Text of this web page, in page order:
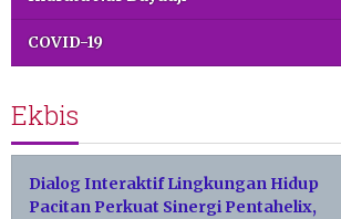
COVID-19
Ekbis
Dialog Interaktif Lingkungan Hidup
Pacitan Perkuat Sinergi Pentahelix,